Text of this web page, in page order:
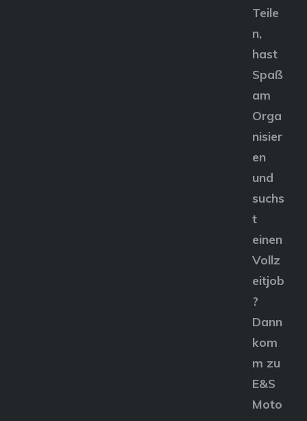
Teile
n,
hast
Spaß
am
Orga
nisier
en
und
suchs
t
einen
Vollz
eitjob
?
Dann
kom
m zu
E&S
Moto